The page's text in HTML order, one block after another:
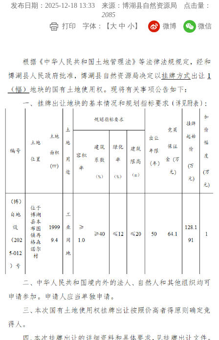
发布日期：2025-12-18 13:33 来源：博湖县自然资源局
点击量：
2085
打印
字体：【 大 中 小】 微博 微信